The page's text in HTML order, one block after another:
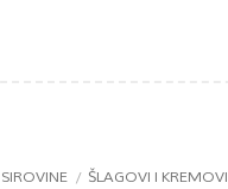
SIROVINE / ŠLAGOVI I KREMOVI